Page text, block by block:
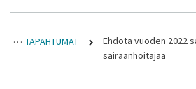
TAPAHTUMAT
Ehdota vuoden 2022
sairaanhoitajaa